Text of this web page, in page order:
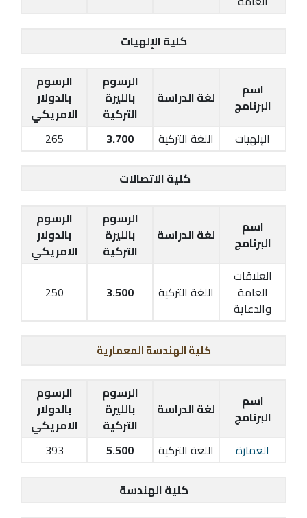
كلية الإلهيات
اسم
البرنامج
لغة الدراسة
الرسوم
بالليرة
التركية
الرسوم
بالدولار
الامريكي
الإلهيات
اللغة التركية 3.700
265
كلية الاتصالات
اسم
البرنامج
لغة الدراسة
الرسوم
بالليرة
التركية
الرسوم
بالدولار
الامريكي
العلاقات
العامة
والدعاية
اللغة التركية 3.500
250
كلية الهندسة المعمارية
اسم
البرنامج
لغة الدراسة
الرسوم
بالليرة
التركية
الرسوم
بالدولار
الامريكي
العمارة
اللغة التركية 5.500
393
كلية الهندسة